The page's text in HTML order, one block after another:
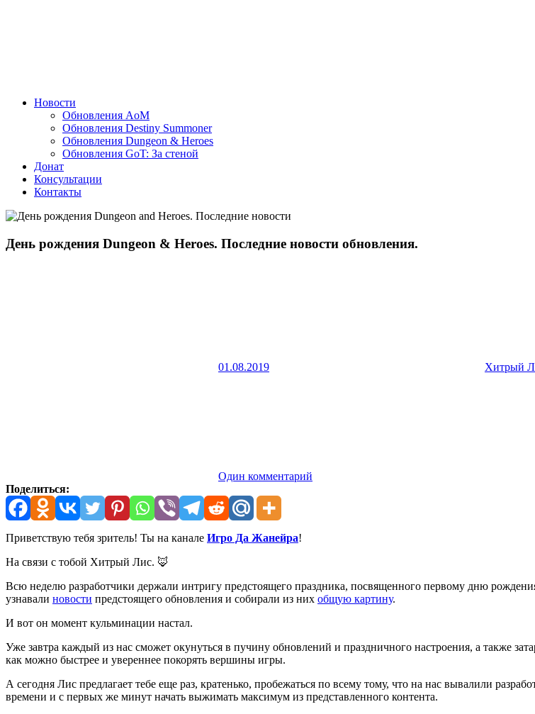
Новости
Обновления AoM
Обновления Destiny Summoner
Обновления Dungeon & Heroes
Обновления GoT: За стеной
Донат
Консультации
Контакты
День рождения Dungeon & Heroes. Последние новости обновления.
01.08.2019 Хитрый
Один комментарий
Поделиться:
Приветствую тебя зритель! Ты на канале Игро Да Жанейра!
На связи с тобой Хитрый Лис. 🦊
Всю неделю разработчики держали интригу предстоящего праздника, посвященного первому дню
узнавали новости предстоящего обновления и собирали из них общую картину.
И вот он момент кульминации настал.
Уже завтра каждый из нас сможет окунуться в пучину обновлений и праздничного настроения, а также
как можно быстрее и увереннее покорять вершины игры.
А сегодня Лис предлагает тебе еще раз, кратенько, пробежаться по всему тому, что на нас вывалили
времени и с первых же минут начать выжимать максимум из представленного контента.